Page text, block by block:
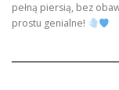
pełną piersią, bez
prostu genialne!